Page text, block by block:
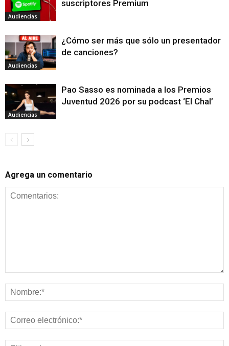
Audiencias
suscriptores Premium
Audiencias
¿Cómo ser más que sólo un presentador
de canciones?
Audiencias
Pao Sasso es nominada a los Premios
Juventud 2026 por su podcast ‘El Chal’
Agrega un comentario